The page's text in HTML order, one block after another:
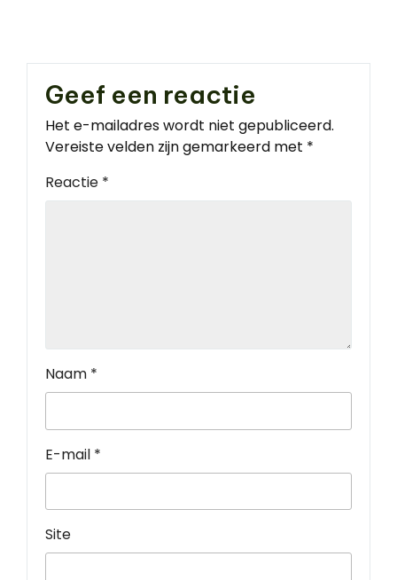
Geef een reactie
Het e-mailadres wordt niet gepubliceerd.
Vereiste velden zijn gemarkeerd met *
Reactie *
Naam *
E-mail *
Site